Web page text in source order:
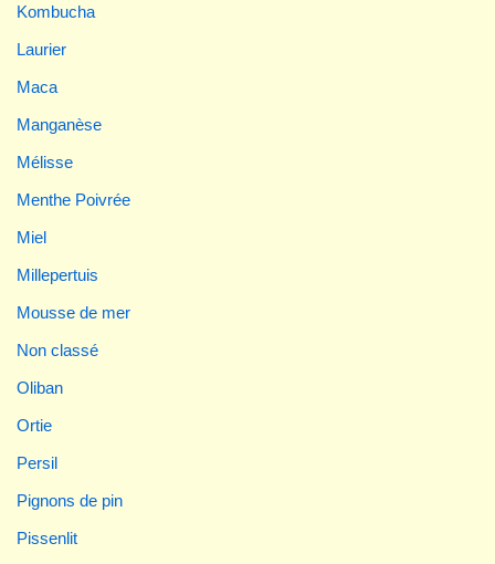
Kombucha
Laurier
Maca
Manganèse
Mélisse
Menthe Poivrée
Miel
Millepertuis
Mousse de mer
Non classé
Oliban
Ortie
Persil
Pignons de pin
Pissenlit